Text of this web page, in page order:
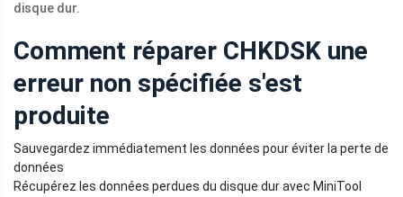
disque dur.
Comment réparer CHKDSK une
erreur non spécifiée s'est
produite
Sauvegardez immédiatement les données pour éviter la perte de
données
Récupérez les données perdues du disque dur avec MiniTool